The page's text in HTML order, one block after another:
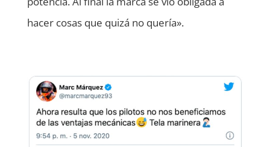
hacer cosas que quizá no quería».